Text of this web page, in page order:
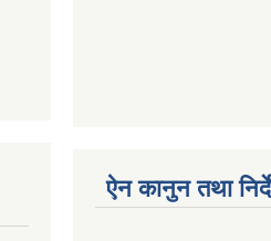
ऐन कानुन तथा